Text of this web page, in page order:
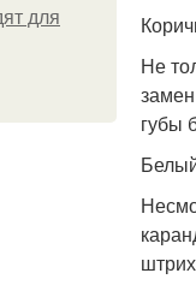
для
Не
губы